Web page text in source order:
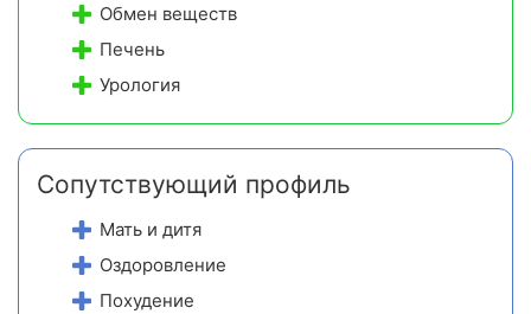
Обмен веществ
Печень
Урология
Сопутствующий профиль
Мать и дитя
Оздоровление
Похудение